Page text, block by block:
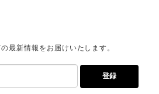
最新情報をお届けいたします。
登録